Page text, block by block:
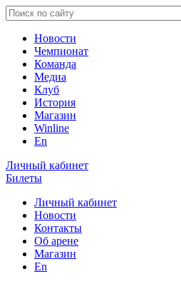
Новости
Чемпионат
Команда
Медиа
Клуб
История
Магазин
Winline
En
Личный кабинет
Билеты
Личный кабинет
Новости
Контакты
Об арене
Магазин
En